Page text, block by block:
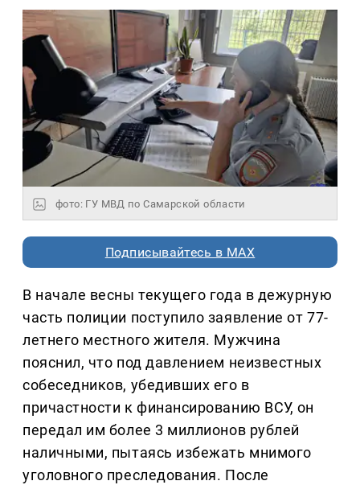
фото: ГУ МВД по Самарской области
Подписывайтесь в MAX
В начале весны текущего года в дежурную
часть полиции поступило заявление от 77-
летнего местного жителя. Мужчина
пояснил, что под давлением неизвестных
собеседников, убедивших его в
причастности к финансированию ВСУ, он
передал им более 3 миллионов рублей
наличными, пытаясь избежать мнимого
уголовного преследования. После